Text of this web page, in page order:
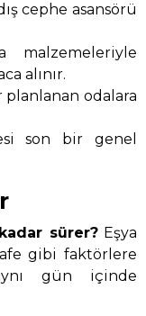
cephe asansörü
malzemeleriyle
alınır.
planlanan odalara
son bir genel
sürer?Eşya
gibi faktörlere
gün içinde